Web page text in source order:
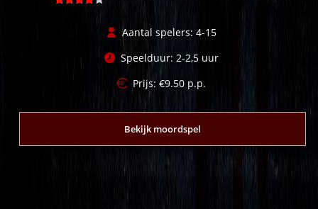
Aantal spelers: 4-15
Speelduur: 2-2,5 uur
Prijs: €9.50 p.p.
Bekijk moordspel